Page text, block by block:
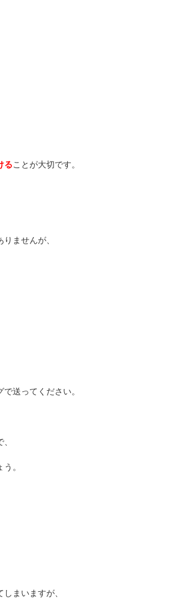
ることが大切です。
ませんが、
送ってください。
。
まいますが、